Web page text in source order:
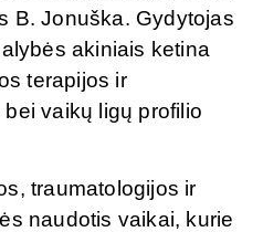
B. Jonuška. Gydytojas
akiniais ketina
terapijos ir
vaikų ligų profilio
traumatologijos ir
naudotis vaikai, kurie